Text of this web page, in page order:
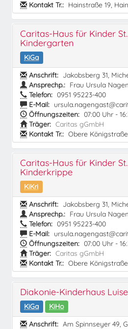
Kontakt Tr.: Hainstraße 19, Hain
Caritas-Haus für Kinder
Kindergarten
KiGa
Anschrift: Jakobsberg 31,
Ansprechp.: Frau Ursula
Telefon: 0951 95223-400
E-Mail:
Öffnungszeiten: 07:00 Uhr -
Träger: Caritas gGmbH
Kontakt Tr.: Obere
Caritas-Haus für Kinder
Kinderkrippe
KiKri
Anschrift: Jakobsberg 31,
Ansprechp.: Frau Ursula
Telefon: 0951 95223-400
E-Mail:
Öffnungszeiten: 07:00 Uhr -
Träger: Caritas gGmbH
Kontakt Tr.: Obere
Diakonie-Kinderhaus
KiGa
KiHo
Anschrift: Am Spinnseyer 49,